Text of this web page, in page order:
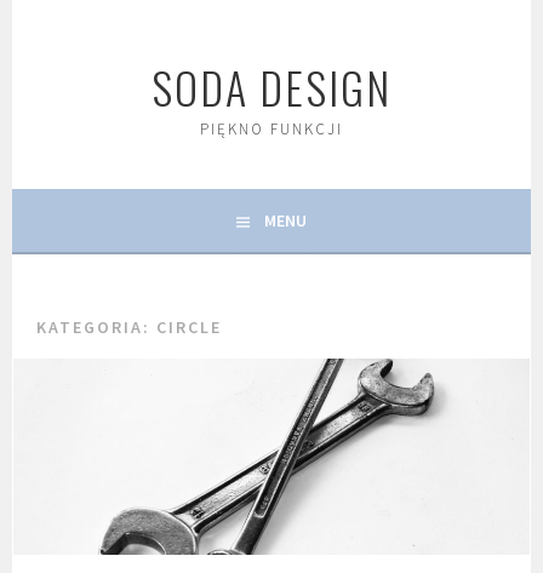
SODA DESIGN
PIĘKNO FUNKCJI
MENU
KATEGORIA: CIRCLE